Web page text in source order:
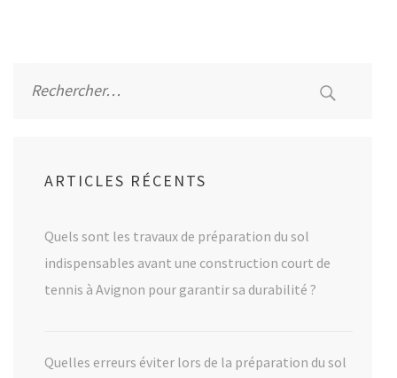
ARTICLES RÉCENTS
Quels sont les travaux de préparation du sol
indispensables avant une construction court de
tennis à Avignon pour garantir sa durabilité ?
Quelles erreurs éviter lors de la préparation du sol